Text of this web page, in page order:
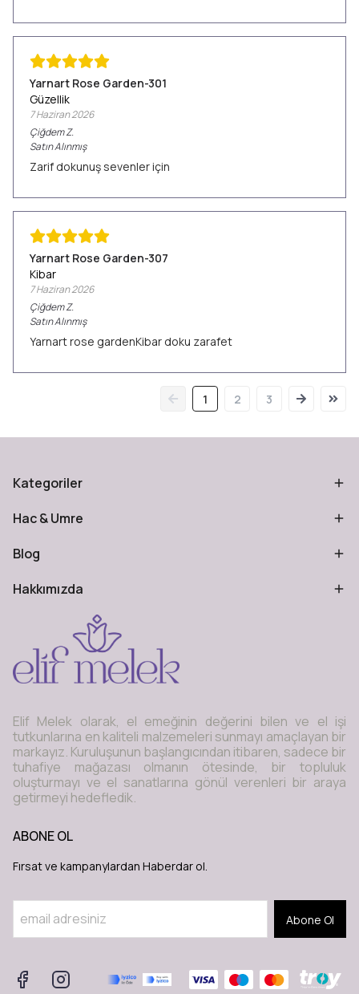
Yarnart Rose Garden-301
Güzellik
7 Haziran 2026
ÇiğdemZ.
Satın Alınmış
Zarif dokunuş sevenler için
Yarnart Rose Garden-307
Kibar
7 Haziran 2026
ÇiğdemZ.
Satın Alınmış
Yarnart rose gardenKibar doku zarafet
1 2 3
Kategoriler
Hac & Umre
Blog
Hakkımızda
Elif Melek olarak, el emeğinin değerini bilen ve el işi
tutkunlarına en kaliteli malzemeleri sunmayı amaçlayan bir
markayız. Kuruluşunun başlangıcından itibaren, sadece bir
tuhafiye mağazası olmanın ötesinde, bir topluluk
oluşturmayı ve el sanatlarına gönül verenleri bir araya
getirmeyi hedefledik.
ABONE OL
Fırsat ve kampanylardan Haberdar ol.
Abone Ol